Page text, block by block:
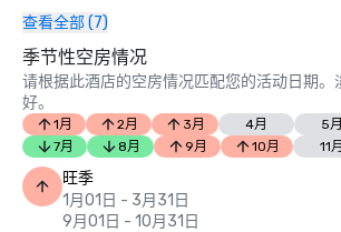
查看全部 (7)
季节性空房情况
请根据此酒店的空房情况匹配您的活动日期。
好。
1月 2月 3月 4月 5月
7月
8月 9月 10月 11月
旺季
1月01日 - 3月31日
9月01日 - 10月31日